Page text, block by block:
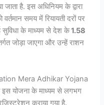
है. इस अधिनियम के द्वारा
वर्तमान समय में रियायती दरों पर
सुविधा के माध्यम से देश के1.58
जोड़ा जाएगा और उन्हें राशन
Mera Adhikar Yojana
योजना के माध्यम से लगभग
कराया गया है.